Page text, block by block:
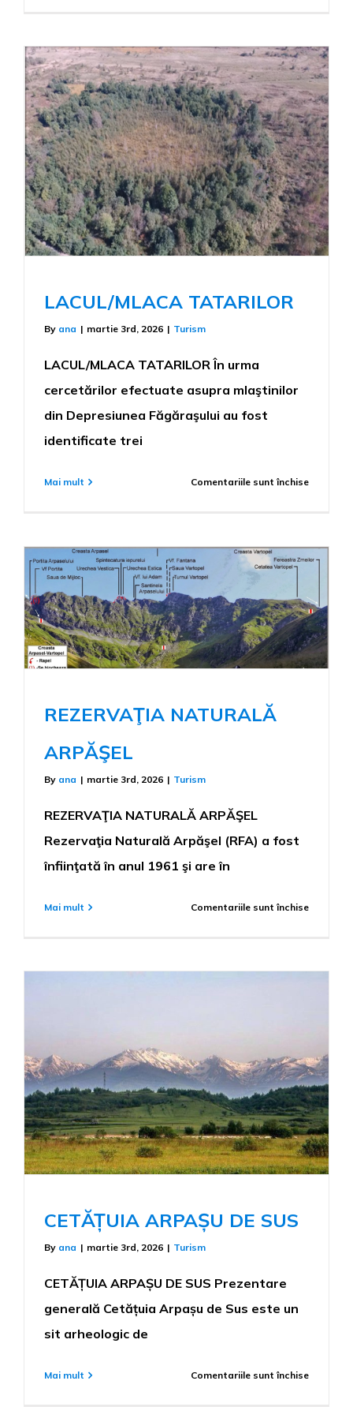
Domnului
LACUL/MLACA TATARILOR
By ana | martie 3rd, 2026 | Turism
LACUL/MLACA TATARILOR În urma
cercetărilor efectuate asupra mlaştinilor
din Depresiunea Făgăraşului au fost
identificate trei
Mai mult Comentariile sunt închisepentru
REZERVAŢIA NATURALĂ
ARPĂŞEL
By ana | martie 3rd, 2026 | Turism
REZERVAŢIA NATURALĂ ARPĂŞEL
Rezervaţia Naturală Arpăşel (RFA) a fost
înfiinţată în anul 1961 şi are în
Mai mult Comentariile sunt închisepentru
CETĂȚUIA ARPAȘU DE SUS
By ana | martie 3rd, 2026 | Turism
CETĂȚUIA ARPAȘU DE SUS Prezentare
generală Cetățuia Arpașu de Sus este un
sit arheologic de
Mai mult Comentariile sunt închisepentru